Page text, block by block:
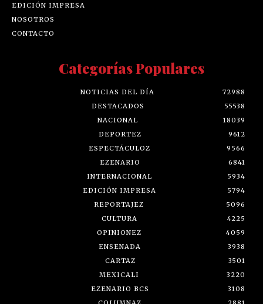
EDICIÓN IMPRESA
NOSOTROS
CONTACTO
Categorías Populares
NOTICIAS DEL DÍA
72988
DESTACADOS
55538
NACIONAL
18039
DEPORTEZ
9612
ESPECTÁCULOZ
9566
EZENARIO
6841
INTERNACIONAL
5934
EDICIÓN IMPRESA
5794
REPORTAJEZ
5096
CULTURA
4225
OPINIONEZ
4059
ENSENADA
3938
CARTAZ
3501
MEXICALI
3220
EZENARIO BCS
3108